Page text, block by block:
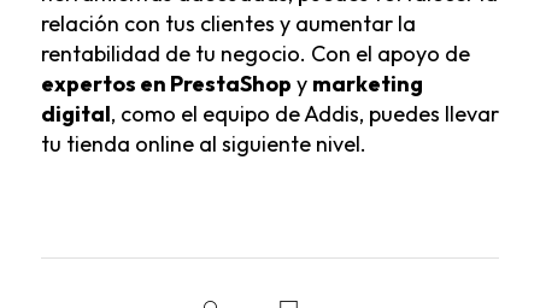
relación con tus clientes y aumentar la
rentabilidad de tu negocio. Con el apoyo de
expertos en PrestaShop y marketing
digital, como el equipo de Addis, puedes llevar
tu tienda online al siguiente nivel.